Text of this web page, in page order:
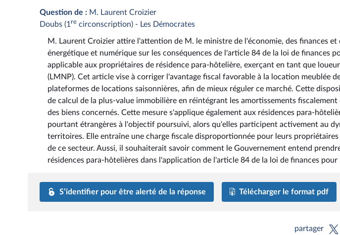
Question de : M. Laurent Croizier
Doubs (1 re circonscription) - Les Démocrates
M. Laurent Croizier attire l'attention de M. le ministre de l'économie, des finances
énergétique et numérique sur les conséquences de l'article 84 de la loi de finances
applicable aux propriétaires de résidence para-hôtelière, exerçant en tant que
(LMNP). Cet article vise à corriger l'avantage fiscal favorable à la location meublée
plateformes de locations saisonnières, afin de mieux réguler ce marché. Cette
de calcul de la plus-value immobilière en réintégrant les amortissements
des biens concernés. Cette mesure s'applique également aux résidences para-
pourtant étrangères à l'objectif poursuivi, alors qu'elles participent activement au
territoires. Elle entraîne une charge fiscale disproportionnée pour leurs
de ce secteur. Aussi, il souhaiterait savoir comment le Gouvernement entend
résidences para-hôtelières dans l'application de l'article 84 de la loi de finances pour
S’identifier pour être alerté de la réponse Télécharger le format pdf
partager